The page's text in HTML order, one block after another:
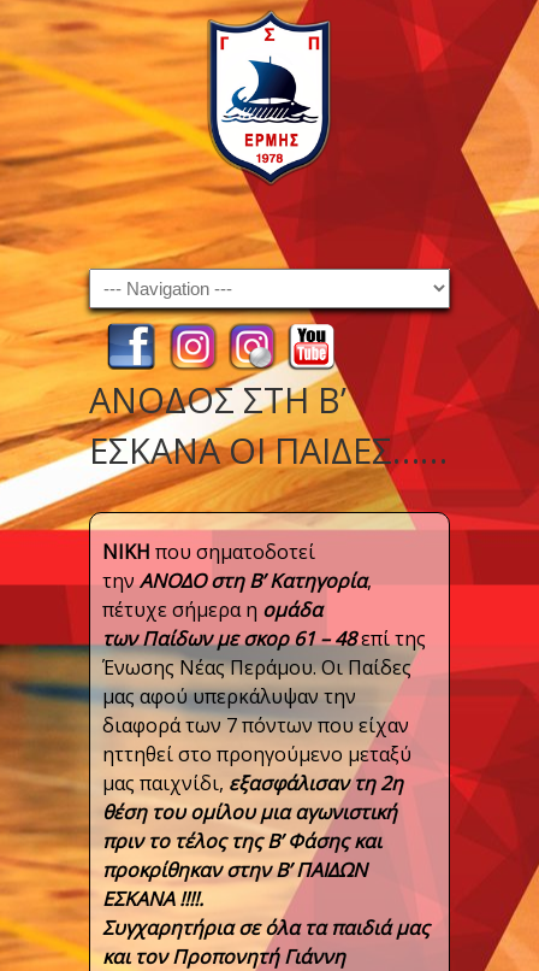
Navigation
ΑΝΟΔΟΣ ΣΤΗ Β’
ΕΣΚΑΝΑ ΟΙ ΠΑΙΔΕΣ……
ΝΙΚΗ που σηματοδοτεί
τηνΑΝΟΔΟστη Β’ Κατηγορία,
πέτυχε σήμερα η ομάδα
τωνΠαίδωνμε σκορ 61 – 48επί της
Ένωσης Νέας Περάμου. Οι Παίδες
μας αφού υπερκάλυψαν την
διαφορά των 7 πόντων που είχαν
ηττηθεί στο προηγούμενο μεταξύ
μας παιχνίδι, εξασφάλισαν τη 2η
θέση του ομίλου μια αγωνιστική
πριν το τέλος της Β’ Φάσης και
προκρίθηκαν στην Β’ ΠΑΙΔΩΝ
ΕΣΚΑΝΑ !!!!.
Συγχαρητήρια σε όλα τα παιδιά μας
και τον Προπονητή Γιάννη